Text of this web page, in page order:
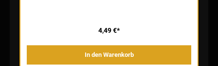
4,49 €*
In den Warenkorb